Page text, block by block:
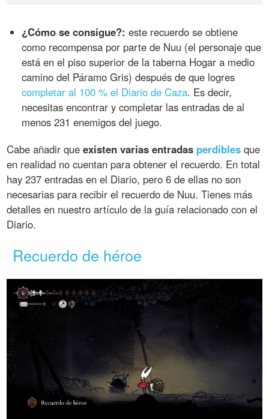
¿Cómo se consigue?: este recuerdo se obtiene
como recompensa por parte de Nuu (el personaje que
está en el piso superior de la taberna Hogar a medio
camino del Páramo Gris) después de que logres
completar al 100 % el Diario de Caza. Es decir,
necesitas encontrar y completar las entradas de al
menos 231 enemigos del juego.
Cabe añadir queexisten varias entradas perdibles que
en realidad no cuentan para obtener el recuerdo. En total
hay 237 entradas en el Diario, pero 6 de ellas no son
necesarias para recibir el recuerdo de Nuu. Tienes más
detalles en nuestro artículo de la guía relacionado con el
Diario.
Recuerdo de héroe